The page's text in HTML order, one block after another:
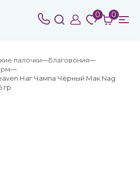
0 0
палочки
Благовония
Наг Чампа Чёрный Мак Nag
гр